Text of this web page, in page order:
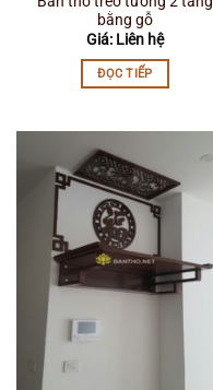
bằng gỗ
Giá: Liên hệ
ĐỌC TIẾP